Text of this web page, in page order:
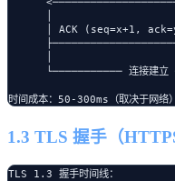
│ ACK (seq=x+1,
└─────────── 连接建立
1.3 TLS 握手（
TLS 1.3 握手时间线：